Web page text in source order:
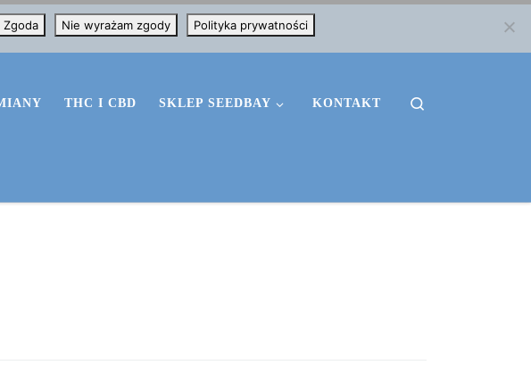
THC I CBD SKLEP SEEDBAY KONTAKT
Zgoda Nie wyrażam zgody Polityka prywatności